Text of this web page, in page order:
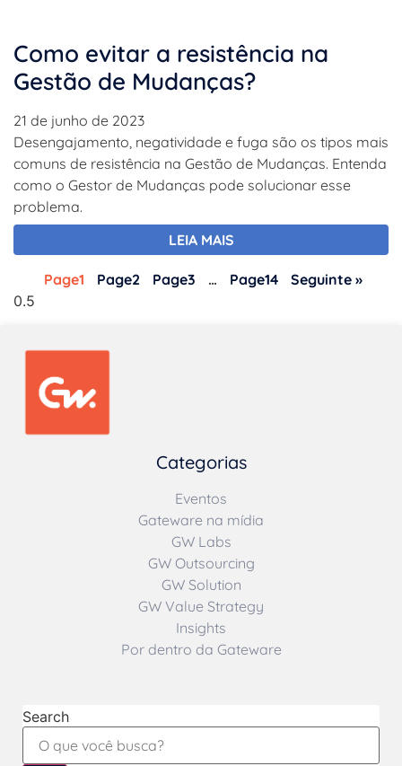
Como evitar a resistência na
Gestão de Mudanças?
21 de junho de 2023
Desengajamento, negatividade e fuga são os tipos mais
comuns de resistência na Gestão de Mudanças. Entenda
como o Gestor de Mudanças pode solucionar esse
problema.
LEIA MAIS
Page1 Page2 Page3 … Page14 Seguinte »
Categorias
Eventos
Gateware na mídia
GW Labs
GW Outsourcing
GW Solution
GW Value Strategy
Insights
Por dentro da Gateware
Search